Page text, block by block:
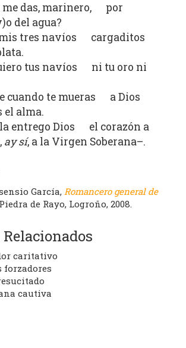
me das, marinero, por
del agua?
mis tres navíos cargaditos
tus navíos ni tu oro ni
cuando te mueras a Dios
el alma.
entrego Dios el corazón a
ay sí, a la Virgen Soberana–.
García, Romancero general de
de Rayo, Logroño, 2008.
caritativo
forzadores
cautiva